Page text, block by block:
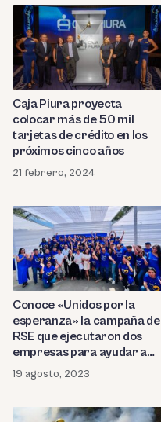
Caja Piura proyecta
colocar más de 50 mil
tarjetas de crédito en los
próximos cinco años
21 febrero, 2024
Conoce «Unidos por la
esperanza» la campaña de
RSE que ejecutaron dos
empresas para ayudar a
1200 damnificados por las
lluvias
19 agosto, 2023